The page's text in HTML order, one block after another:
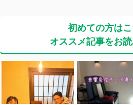
初めての方は
オススメ記事をお